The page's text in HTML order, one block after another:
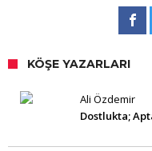
KÖŞE YAZARLARI
Ali Özdemir
Dostlukta;